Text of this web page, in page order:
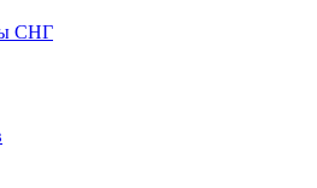
СНГ